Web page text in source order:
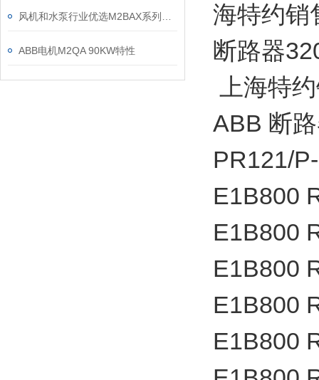
ABB电机M2QA 90KW特性
海特约销
断路器
上海特
ABB 断
PR121/
E1B800
E1B800
E1B800
E1B800
E1B800